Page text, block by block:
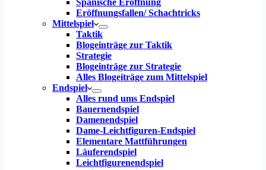
Spanische Eröffnung
Eröffnungsfallen/ Schachtricks
Mittelspiel
Taktik
Blogeinträge zur Taktik
Strategie
Blogeinträge zur Strategie
Alles Blogeiträge zum Mittelspiel
Endspiel
Alles rund ums Endspiel
Bauernendspiel
Damenendspiel
Dame-Leichtfiguren-Endspiel
Elementare Mattführungen
Läuferendspiel
Leichtfigurenendspiel